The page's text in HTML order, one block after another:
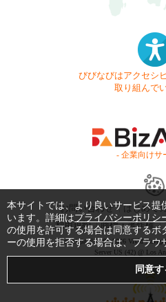
びびなびはアクセシ
取り組んで
- 企業向けサ
お問い合わせ はじめて
利用規約
商標・著作権
Copyright © 1999-2026 Vivid
Server US (42) @ Los
本サイトでは、より良いサービス提
います。詳細はプライバシーポリシ
の使用を許可する場合は同意するボ
ーの使用を拒否する場合は、ブラウ